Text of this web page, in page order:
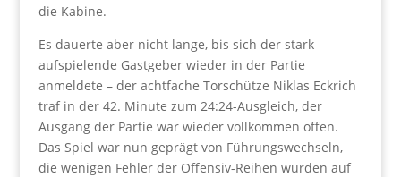
die Kabine.
Es dauerte aber nicht lange, bis sich der stark
aufspielende Gastgeber wieder in der Partie
anmeldete – der achtfache Torschütze Niklas Eckrich
traf in der 42. Minute zum 24:24-Ausgleich, der
Ausgang der Partie war wieder vollkommen offen.
Das Spiel war nun geprägt von Führungswechseln,
die wenigen Fehler der Offensiv-Reihen wurden auf